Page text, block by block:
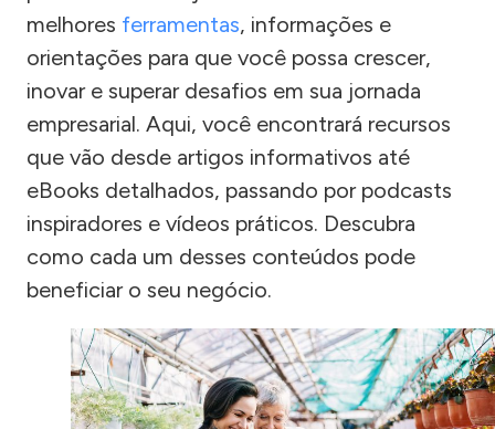
melhores ferramentas, informações e
orientações para que você possa crescer,
inovar e superar desafios em sua jornada
empresarial. Aqui, você encontrará recursos
que vão desde artigos informativos até
eBooks detalhados, passando por podcasts
inspiradores e vídeos práticos. Descubra
como cada um desses conteúdos pode
beneficiar o seu negócio.